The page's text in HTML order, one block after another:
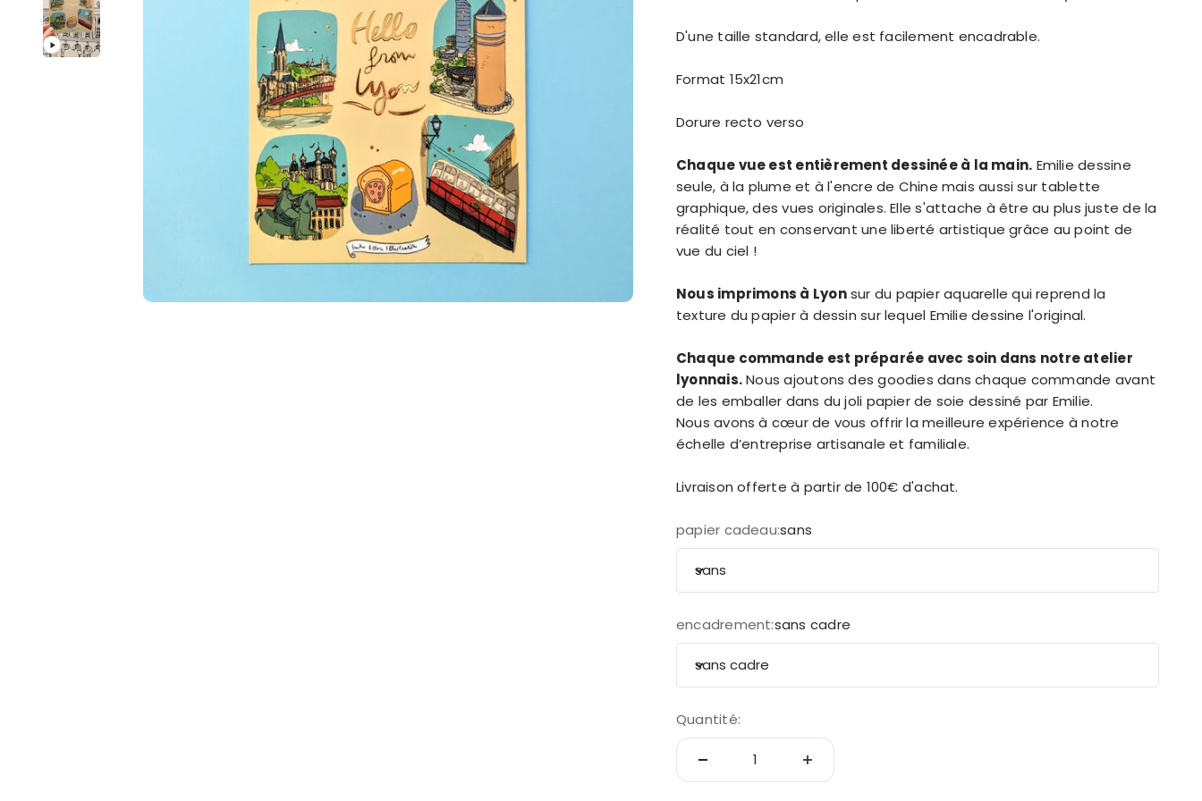
D'une taille standard, elle est facilement encadrable.
Format 15x21cm
Dorure recto verso
Chaque vue est entièrement dessinée à la main. Emilie dessine
seule, à la plume et à l'encre de Chine mais aussi sur tablette
graphique, des vues originales. Elle s'attache à être au plus juste de la
réalité tout en conservant une liberté artistique grâce au point de
vue du ciel !
Nous imprimons à Lyon sur du papier aquarelle qui reprend la
texture du papier à dessin sur lequel Emilie dessine l'original.
Chaque commande est préparée avec soin dans notre atelier
lyonnais. Nous ajoutons des goodies dans chaque commande avant
de les emballer dans du joli papier de soie dessiné par Emilie.
Nous avons à cœur de vous offrir la meilleure expérience à notre
échelle d’entreprise artisanale et familiale.
Livraison offerte à partir de 100€ d'achat.
papier cadeau:sans
sans
encadrement:sans cadre
sans cadre
Quantité: